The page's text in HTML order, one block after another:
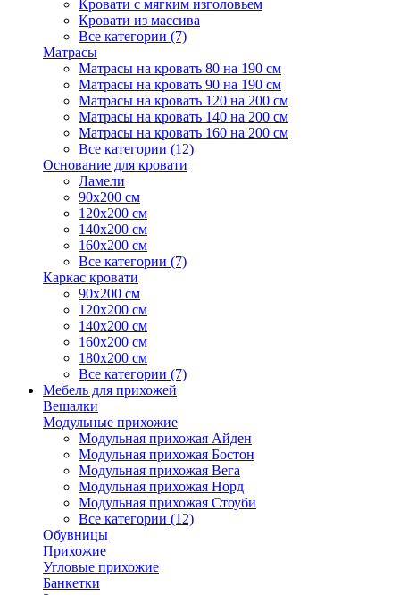
Кровати с мягким изголовьем
Кровати из массива
Все категории (7)
Матрасы
Матрасы на кровать 80 на 190 см
Матрасы на кровать 90 на 190 см
Матрасы на кровать 120 на 200 см
Матрасы на кровать 140 на 200 см
Матрасы на кровать 160 на 200 см
Все категории (12)
Основание для кровати
Ламели
90х200 см
120х200 см
140х200 см
160х200 см
Все категории (7)
Каркас кровати
90х200 см
120х200 см
140х200 см
160х200 см
180х200 см
Все категории (7)
Мебель для прихожей
Вешалки
Модульные прихожие
Модульная прихожая Айден
Модульная прихожая Бостон
Модульная прихожая Вега
Модульная прихожая Норд
Модульная прихожая Стоуби
Все категории (12)
Обувницы
Прихожие
Угловые прихожие
Банкетки